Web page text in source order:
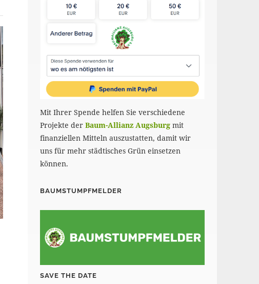
Mit Ihrer Spende helfen Sie verschiedene
Projekte derBaum-Allianz Augsburg mit
finanziellen Mitteln auszustatten, damit wir
uns für mehr städtisches Grün einsetzen
können.
BAUMSTUMPFMELDER
SAVE THE DATE